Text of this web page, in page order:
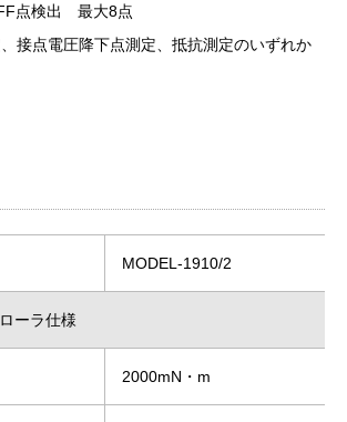
点検出 最大8点
接点電圧降下点測定、抵抗測定のいずれか
MODEL-1910/2
ーラ仕様
2000mN・m